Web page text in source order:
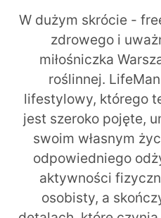
W dużym skrócie -
zdrowego i
miłośniczka
roślinnej.
lifestylowy, którego
jest szeroko pojęte,
swoim własnym
odpowiedniego
aktywności
osobisty, a